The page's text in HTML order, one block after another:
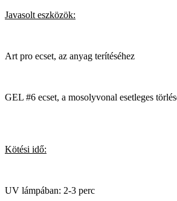
Javasolt eszközök:
Art pro ecset, az anyag terítéséhez
GEL #6 ecset, a mosolyvonal esetleges
Kötési idő:
UV lámpában: 2-3 perc